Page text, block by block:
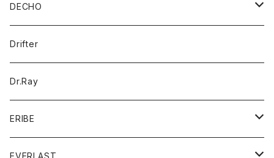
パーカー
カードケース
バッグ
アウター
コート
ジャケット
アクセサリー
バッグ
キッズ
シャツ
Tシャツ
グッズ
帽子
トップス
DECHO
帽子
Drifter
Dr.Ray
ERIBE
ニット
EVERLAST